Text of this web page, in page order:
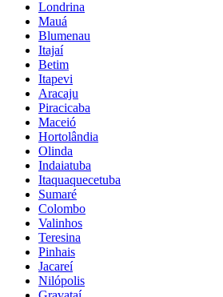
Londrina
Mauá
Blumenau
Itajaí
Betim
Itapevi
Aracaju
Piracicaba
Maceió
Hortolândia
Olinda
Indaiatuba
Itaquaquecetuba
Sumaré
Colombo
Valinhos
Teresina
Pinhais
Jacareí
Nilópolis